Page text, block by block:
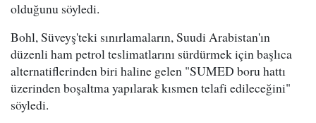
olduğunu söyledi.
Bohl, Süveyş'teki sınırlamaların, Suudi Arabistan'ın
düzenli ham petrol teslimatlarını sürdürmek için başlıca
alternatiflerinden biri haline gelen "SUMED boru hattı
üzerinden boşaltma yapılarak kısmen telafi edileceğini"
söyledi.